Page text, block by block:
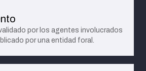
por los agentes involucrados
por una entidad foral.